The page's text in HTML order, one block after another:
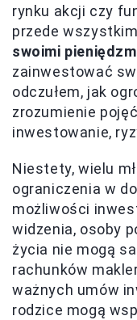
rynku akcji czy
przede
swoimi
zainwestować
odczułem, jak
zrozumienie
inwestowanie,
Niestety, wielu
ograniczenia w
możliwości
widzenia, osoby
życia nie mogą
rachunków
ważnych umów
rodzice mogą